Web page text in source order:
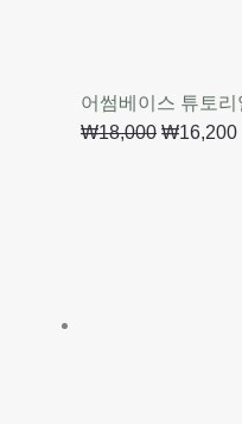
어썸베이스 튜토리
₩18,000 ₩16,200